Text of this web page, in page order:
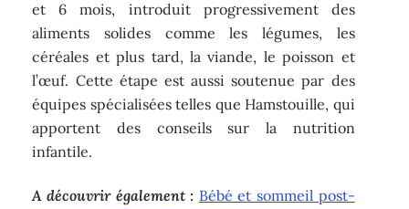
et 6 mois, introduit progressivement des
aliments solides comme les légumes, les
céréales et plus tard, la viande, le poisson et
l’œuf. Cette étape est aussi soutenue par des
équipes spécialisées telles que Hamstouille, qui
apportent des conseils sur la nutrition
infantile.
A découvrir également : Bébé et sommeil post-